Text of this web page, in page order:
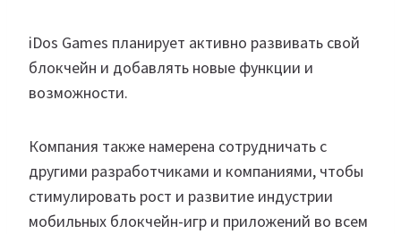
iDos Games планирует активно развивать свой
блокчейн и добавлять новые функции и
возможности.
Компания также намерена сотрудничать с
другими разработчиками и компаниями, чтобы
стимулировать рост и развитие индустрии
мобильных блокчейн-игр и приложений во всем